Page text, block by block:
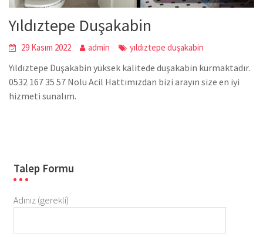
Yıldıztepe Duşakabin
29 Kasım 2022 admin yıldıztepe duşakabin
Yıldıztepe Duşakabin yüksek kalitede duşakabin kurmaktadır.
0532 167 35 57 Nolu Acil Hattımızdan bizi arayın size en iyi
hizmeti sunalım.
Talep Formu
Adınız (gerekli)